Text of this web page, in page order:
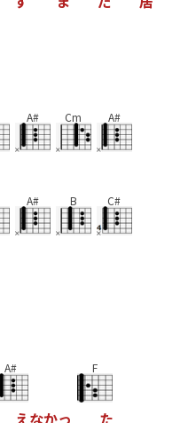
A# Cm A#
A# B C#
A#
え なかっ
F
た